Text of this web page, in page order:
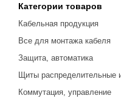
Категории товаров
Кабельная продукция
Все для монтажа кабеля
Защита, автоматика
Щиты распределительные
Коммутация, управление